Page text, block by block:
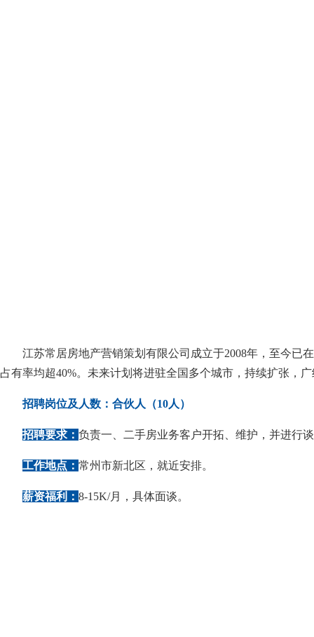
江苏常居房地产营销策划有限公司成立于2008年，至今已
占有率均超40%。未来计划将进驻全国多个城市，持续扩张，
招聘岗位及人数：合伙人（10人）
招聘要求： 负责一、二手房业务客户开拓、维护，并进行
工作地点： 常州市新北区，就近安排。
薪资福利： 8-15K/月，具体面谈。